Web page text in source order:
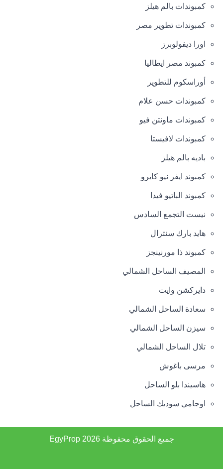
كمبوندات بالم هيلز
كمبوندات تطوير مصر
اورا ديفولوبرز
كمبوند مصر ايطاليا
أوراسكوم للتطوير
كمبوندات حسن علام
كمبوندات ماونتن فيو
كمبوندات لافيستا
باديه بالم هيلز
كمبوند ايفر نيو كايرو
كمبوند الباتيو فيدا
نيست التجمع السادس
هايد بارك سنترال
كمبوند ذا مورنينجز
المصيف الساحل الشمالي
دايركشن وايت
سعادة الساحل الشمالي
سيزن الساحل الشمالي
تلال الساحل الشمالي
مرسى باغوش
هاسيندا بلو الساحل
اوجامي سوديك الساحل
جميع الحقوق محفوظة 2026 EgyProp